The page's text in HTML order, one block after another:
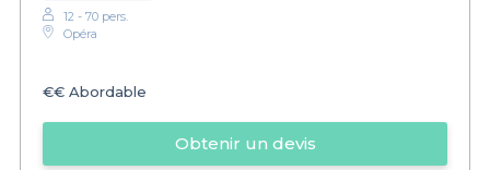
12 - 70 pers.
Opéra
€€ Abordable
Obtenir un devis